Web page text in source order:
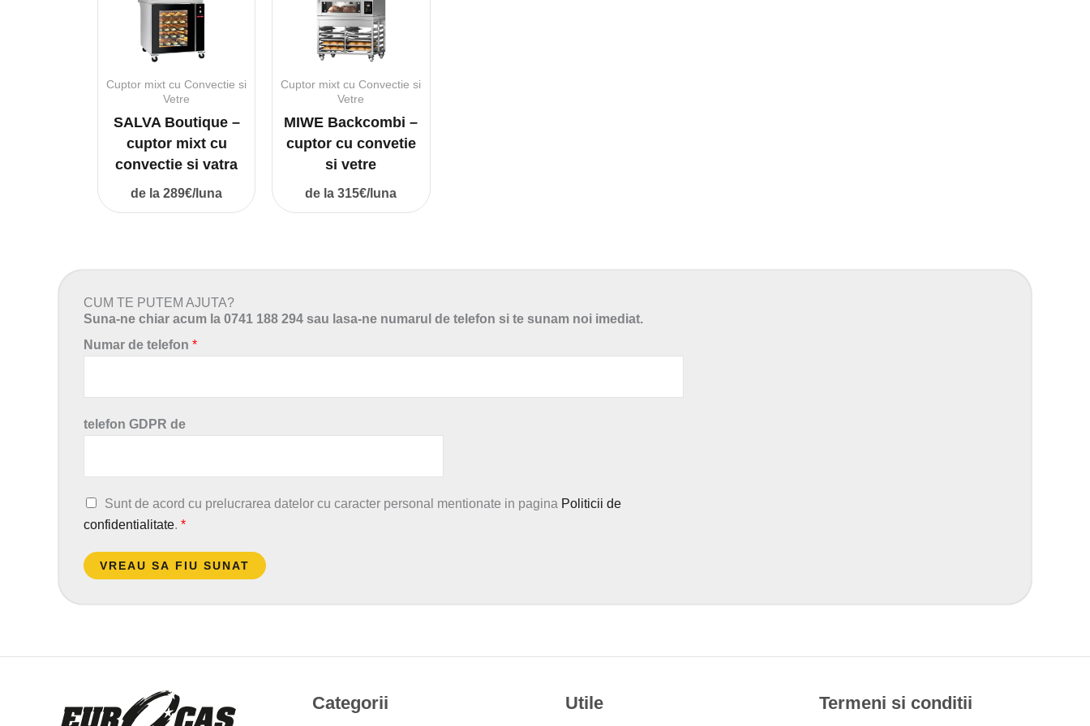
Cuptor mixt cu Convectie si
Vetre
SALVA Boutique –
cuptor mixt cu
convectie si vatra
de la 289€/luna
Cuptor mixt cu Convectie si
Vetre
MIWE Backcombi –
cuptor cu convetie
si vetre
de la 315€/luna
CUM TE PUTEM AJUTA?
Suna-ne chiar acum la 0741 188 294 sau lasa-ne numarul de telefon si te sunam noi imediat.
Numar de telefon *
telefon GDPR de
A
c
r
G
Sunt de acord cu prelucrarea datelor cu caracter personal mentionate in pagina Politicii de
confidentialitate. *
VREAU SA FIU SUNAT
Categorii Utile Termeni si conditii